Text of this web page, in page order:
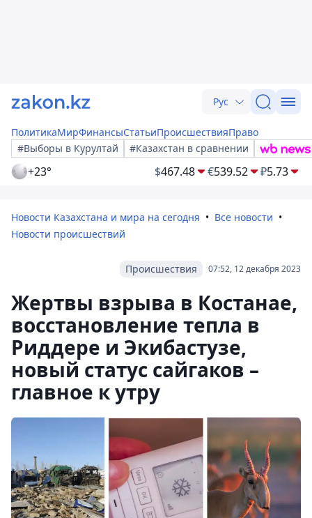
Рус
ПолитикаМирФинансыСтатьиПроисшествияПраво
#Выборы в Курултай
#Казахстан в сравнении
+23° $467.48 €539.52 ₽5.73
Новости Казахстана и мира на сегодня
Все новости
Новости происшествий
07:52, 12 декабря 2023
Происшествия
Жертвы взрыва в Костанае,
восстановление тепла в
Риддере и Экибастузе,
новый статус сайгаков –
главное к утру